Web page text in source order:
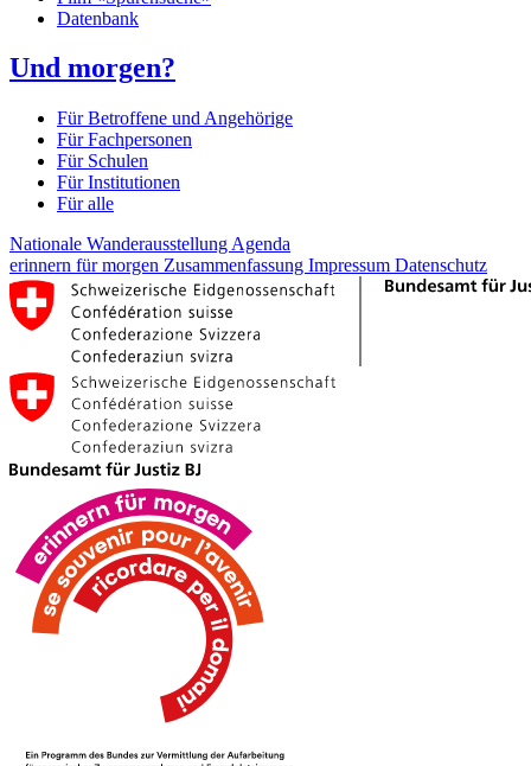
Datenbank
Und morgen?
Für Betroffene und Angehörige
Für Fachpersonen
Für Schulen
Für Institutionen
Für alle
Nationale Wanderausstellung Agenda
erinnern für morgen Zusammenfassung Impressum Datenschutz